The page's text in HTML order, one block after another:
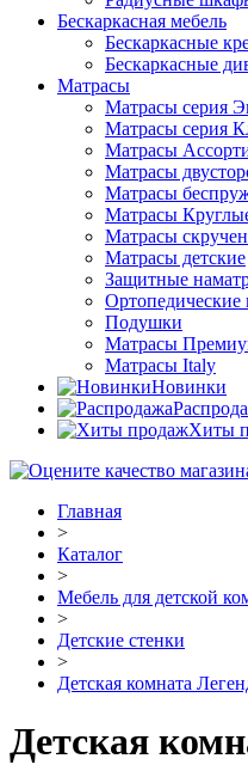
Бескаркасная мебель
Бескаркасные
Бескаркасные
Матрасы
Матрасы серия
Матрасы серия
Матрасы
Матрасы
Матрасы
Матрасы
Матрасы
Матрасы детские
Защитные
Ортопедические
Подушки
Матрасы
Матрасы Italy
Новинки
Хиты
Главная
>
Каталог
>
Мебель для детской
>
Детские стенки
>
Детская комната
Детская